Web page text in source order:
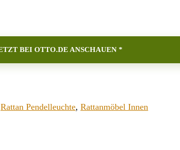
BEI OTTO.DE ANSCHAUEN *
Rattan Pendelleuchte, Rattanmöbel Innen